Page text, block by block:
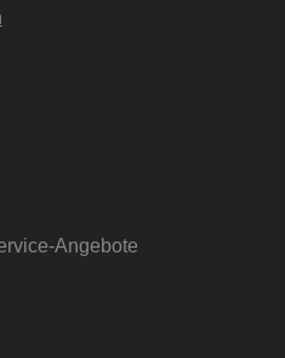
Angebote